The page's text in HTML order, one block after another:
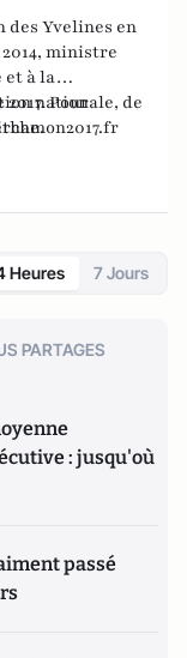
Yvelines en
2014, ministre
et à la
nationale, de
Pour
Heures 7 Jours
PARTAGES
: jusqu'où
passé